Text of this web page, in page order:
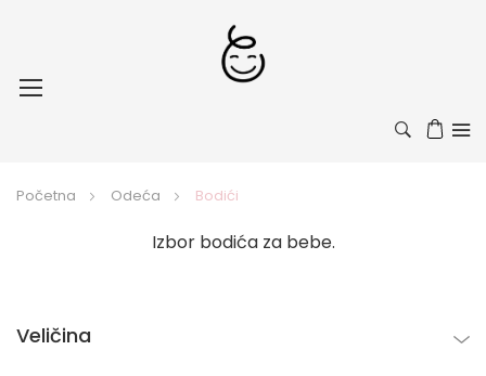
Izbor bodića za bebe.
Početna Odeća Bodići
Veličina